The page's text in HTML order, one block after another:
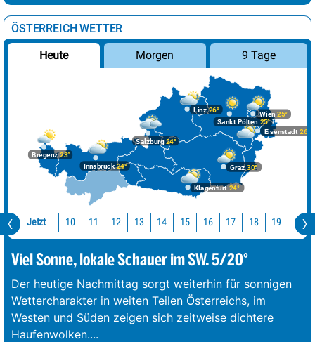
ÖSTERREICH WETTER
Heute Morgen 9 Tage
Bregenz23°
Graz30°
Innsbruck24°
Klagenfurt 24°
Linz26°
Salzburg24°
Wien 25°
Eisenstadt 26°
Sankt Pölten 25°
Jetzt 10 11 12 13 14 15 16 17 18 19 20
Viel Sonne, lokale Schauer im SW. 5/20°
Der heutige Nachmittag sorgt weiterhin für sonnigen
Wettercharakter in weiten Teilen Österreichs, im
Westen und Süden zeigen sich zeitweise dichtere
Haufenwolken....